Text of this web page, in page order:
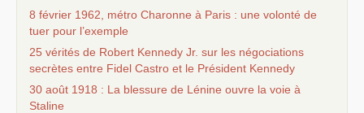
8 février 1962, métro Charonne à Paris : une volonté de
tuer pour l’exemple
25 vérités de Robert Kennedy Jr. sur les négociations
secrètes entre Fidel Castro et le Président Kennedy
30 août 1918 : La blessure de Lénine ouvre la voie à
Staline